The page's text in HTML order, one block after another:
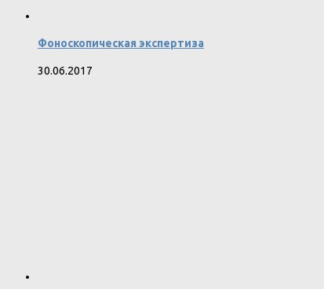
Фоноскопическая экспертиза
30.06.2017